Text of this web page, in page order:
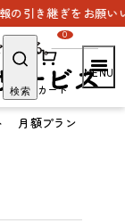
き継ぎをお願いいた
検索 カート
0
月額プラン